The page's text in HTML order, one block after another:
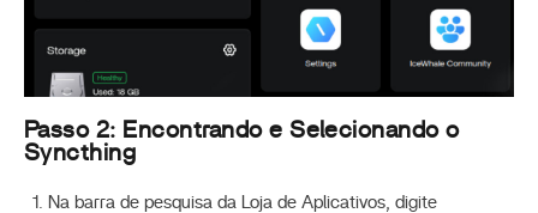
Passo 2: Encontrando e Selecionando o
Syncthing
Na barra de pesquisa da Loja de Aplicativos, digite